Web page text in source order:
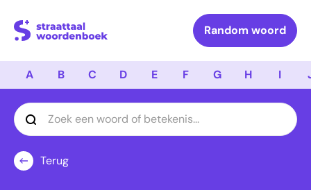
Logo Straattaal Woordenboek
Random woord
A B C D E F G H I
Terug